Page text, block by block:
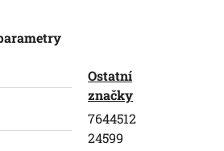
Ostatní
značky
7644512
24599